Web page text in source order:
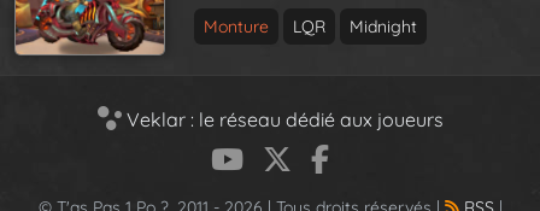
Monture LQR Midnight
Veklar : le réseau dédié aux joueurs